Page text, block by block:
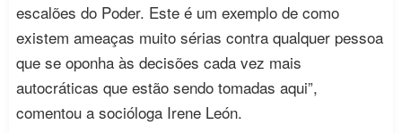
escalões do Poder. Este é um exemplo de como
existem ameaças muito sérias contra qualquer pessoa
que se oponha às decisões cada vez mais
autocráticas que estão sendo tomadas aqui”,
comentou a socióloga Irene León.